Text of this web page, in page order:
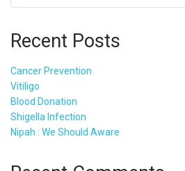
Recent Posts
Cancer Prevention
Vitiligo
Blood Donation
Shigella Infection
Nipah : We Should Aware